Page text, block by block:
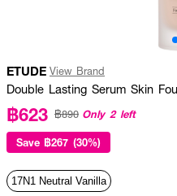
ETUDE View Brand
Double Lasting Serum Skin
฿623 ฿890 Only 2 left
Save ฿267 (30%)
17N1 Neutral Vanilla